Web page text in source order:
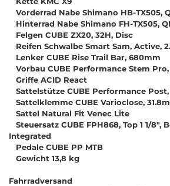
Vorderrad Nabe Shimano HB-TX505,
Hinterrad Nabe Shimano FH-TX505,
Felgen CUBE ZX20, 32H, Disc
Reifen Schwalbe Smart Sam, Active,
Lenker CUBE Rise Trail Bar, 680mm
Vorbau CUBE Performance Stem Pro,
Griffe ACID React
Sattelstütze CUBE Performance Post,
Sattelklemme CUBE Varioclose,
Sattel Natural Fit Venec Lite
Steuersatz CUBE FPH868, Top 1 1/8",
Integrated
Pedale CUBE PP MTB
Gewicht 13,8 kg
Fahrradversand